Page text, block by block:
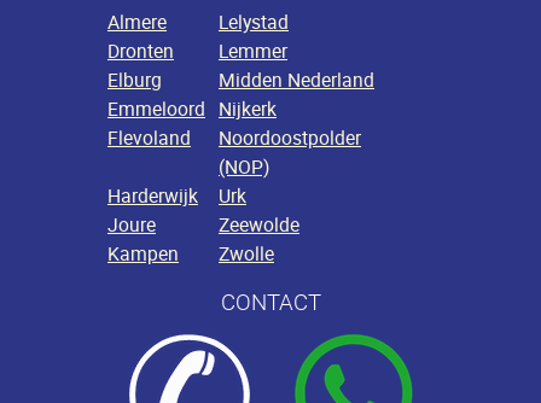
Stuurhoek
45 º
Almere
Lelystad
Dronten
Lemmer
Elburg
Midden Nederland
Emmeloord Nijkerk
Flevoland
Noordoostpolder
(NOP)
Harderwijk
Urk
Joure
Zeewolde
Kampen
Zwolle
CONTACT